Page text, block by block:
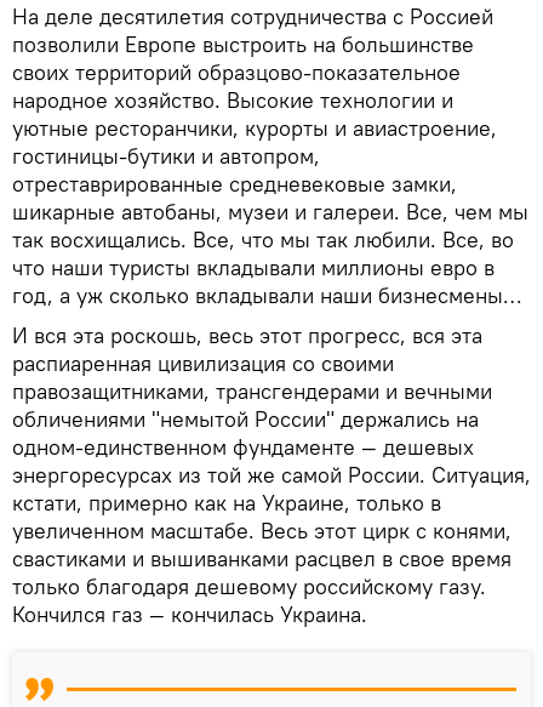
На деле десятилетия сотрудничества с Россией
позволили Европе выстроить на большинстве
своих территорий образцово-показательное
народное хозяйство. Высокие технологии и
уютные ресторанчики, курорты и авиастроение,
гостиницы-бутики и автопром,
отреставрированные средневековые замки,
шикарные автобаны, музеи и галереи. Все, чем мы
так восхищались. Все, что мы так любили. Все, во
что наши туристы вкладывали миллионы евро в
год, а уж сколько вкладывали наши бизнесмены…
И вся эта роскошь, весь этот прогресс, вся эта
распиаренная цивилизация со своими
правозащитниками, трансгендерами и вечными
обличениями "немытой России" держались на
одном-единственном фундаменте — дешевых
энергоресурсах из той же самой России. Ситуация,
кстати, примерно как на Украине, только в
увеличенном масштабе. Весь этот цирк с конями,
свастиками и вышиванками расцвел в свое время
только благодаря дешевому российскому газу.
Кончился газ — кончилась Украина.